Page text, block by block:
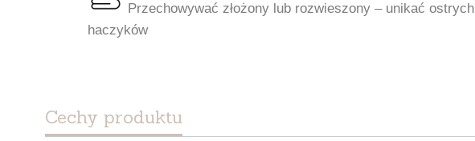
Przechowywać złożony lub rozwieszony – unikać ostrych
haczyków
Cechy produktu